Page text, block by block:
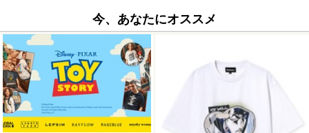
今、あなたにオススメ